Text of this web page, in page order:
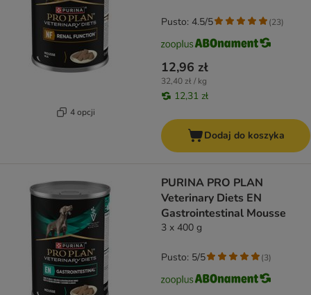
4 opcji
12,96 zł
32,40 zł / kg
12,31 zł
Pusto: 4.5/5 (23)
Dodaj do koszyka
PURINA PRO PLAN
Veterinary Diets EN
Gastrointestinal Mousse
3 x 400 g
Pusto: 5/5 (3)